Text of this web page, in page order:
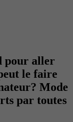
pour aller
le faire
Mode
par toutes